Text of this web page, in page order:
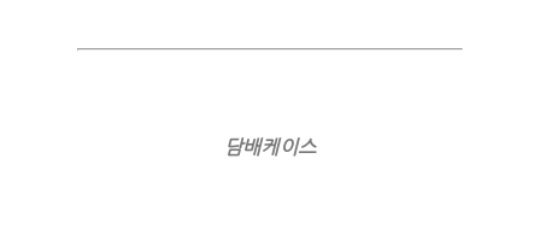
담배케이스